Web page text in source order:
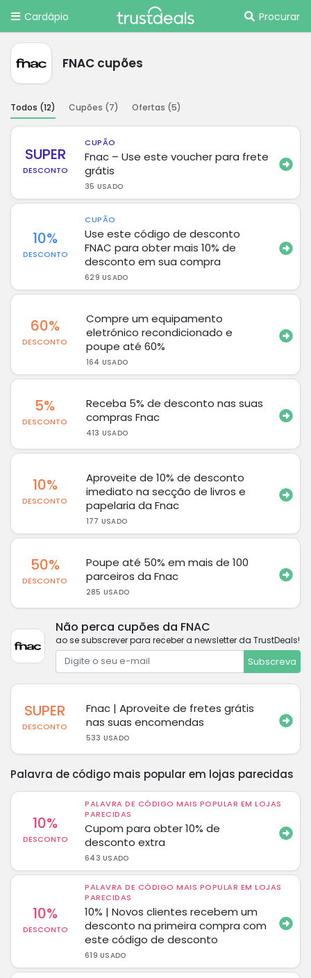
Cardápio Procurar
FNAC cupões
Todos (12) Cupões (7) Ofertas (5)
SUPER
DESCONTO
CUPÃO
Fnac – Use este voucher para frete
grátis
35 USADO
10%
DESCONTO
CUPÃO
Use este código de desconto
FNAC para obter mais 10% de
desconto em sua compra
629 USADO
60%
DESCONTO
Compre um equipamento
eletrónico recondicionado e
poupe até 60%
164 USADO
5%
DESCONTO
Receba 5% de desconto nas suas
compras Fnac
413 USADO
10%
DESCONTO
Aproveite de 10% de desconto
imediato na secção de livros e
papelaria da Fnac
177 USADO
50%
DESCONTO
Poupe até 50% em mais de 100
parceiros da Fnac
285 USADO
Não perca cupões da FNAC
ao se subscrever para receber a newsletter da TrustDeals!
Subscreva
SUPER
DESCONTO
Fnac | Aproveite de fretes grátis
nas suas encomendas
533 USADO
Palavra de código mais popular em lojas parecidas
10%
DESCONTO
PALAVRA DE CÓDIGO MAIS POPULAR EM LOJAS
PARECIDAS
Cupom para obter 10% de
desconto extra
643 USADO
10%
DESCONTO
PALAVRA DE CÓDIGO MAIS POPULAR EM LOJAS
PARECIDAS
10% | Novos clientes recebem um
desconto na primeira compra com
este código de desconto
619 USADO